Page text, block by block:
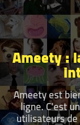
Ameety :
Ameety est
ligne. C'est
utilisateurs